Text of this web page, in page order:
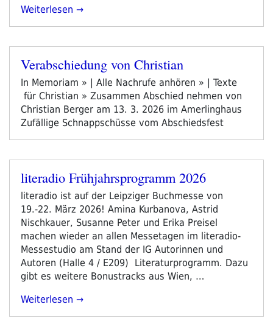
„Texte
Weiterlesen
Veröffentlicht
Verabschiedung von Christian
In Memoriam » | Alle Nachrufe anhören » | Texte
für Christian » Zusammen Abschied nehmen von
Christian Berger am 13. 3. 2026 im Amerlinghaus
Zufällige Schnappschüsse vom Abschiedsfest
Veröffentlicht
literadio Frühjahrsprogramm 2026
literadio ist auf der Leipziger Buchmesse von
19.-22. März 2026! Amina Kurbanova, Astrid
Nischkauer, Susanne Peter und Erika Preisel
machen wieder an allen Messetagen im literadio-
Messestudio am Stand der IG Autorinnen und
Autoren (Halle 4 / E209) Literaturprogramm. Dazu
gibt es weitere Bonustracks aus Wien, …
„literadio
Weiterlesen